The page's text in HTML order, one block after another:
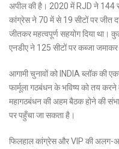
अपील की है। 2020 में RJD ने 144
कांग्रेस ने 70 में से 19 सीटों पर जीत
जीतकर महत्वपूर्ण सहयोग दिया था।
एनडीए ने 125 सीटों पर कब्जा जमाकर
आगामी चुनावों को INDIA ब्लॉक की
फार्मूला गठबंधन के भविष्य को तय
महागठबंधन की अहम बैठक होने की
पर पहुँचा जा सकता है।
फिलहाल कांग्रेस और VIP की अलग-